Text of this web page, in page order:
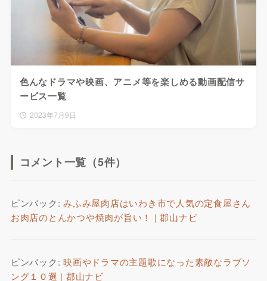
色んなドラマや映画、アニメ等を楽しめる動画配信サ
ービス一覧
2023年7月9日
コメント一覧（5件）
ピンバック:みふみ屋肉店はいわき市で人気の定食屋さん
お肉店のとんかつや焼肉が旨い！ | 郡山ナビ
ピンバック:映画やドラマの主題歌になった素敵なラブソ
ング１０選 | 郡山ナビ